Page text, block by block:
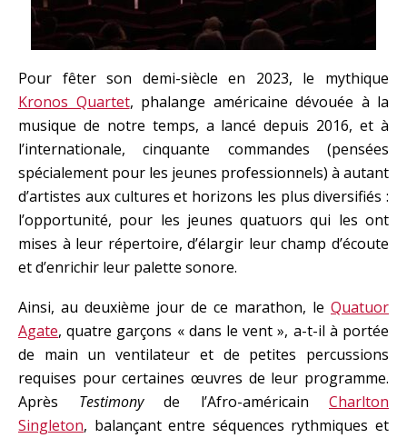
Pour fêter son demi-siècle en 2023, le mythique
Kronos Quartet, phalange américaine dévouée à la
musique de notre temps, a lancé depuis 2016, et à
l’internationale, cinquante commandes (pensées
spécialement pour les jeunes professionnels) à autant
d’artistes aux cultures et horizons les plus diversifiés :
l’opportunité, pour les jeunes quatuors qui les ont
mises à leur répertoire, d’élargir leur champ d’écoute
et d’enrichir leur palette sonore.
Ainsi, au deuxième jour de ce marathon, le Quatuor
Agate, quatre garçons « dans le vent », a-t-il à portée
de main un ventilateur et de petites percussions
requises pour certaines œuvres de leur programme.
Après Testimonyde l’Afro-américain Charlton
Singleton, balançant entre séquences rythmiques et